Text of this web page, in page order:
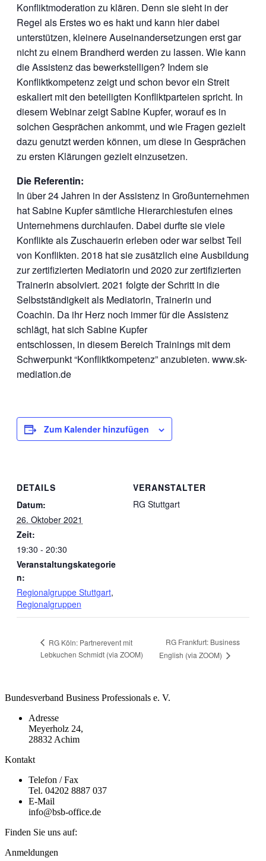
Konfliktmoderation zu klären. Denn sie sieht in der
Regel als Erstes wo es hakt und kann hier dabei
unterstützen, kleinere Auseinandersetzungen erst gar
nicht zu einem Brandherd werden zu lassen. Wie kann
die Assistenz das bewerkstelligen? Indem sie
Konfliktkompetenz zeigt und schon bevor ein Streit
eskaliert mit den beteiligten Konfliktparteien spricht. In
diesem Webinar zeigt Sabine Kupfer, worauf es in
solchen Gesprächen ankommt, und wie Fragen gezielt
dazu genutzt werden können, um diese in Gesprächen
zu ersten Klärungen gezielt einzusetzen.
Die Referentin:
In über 24 Jahren in der Assistenz in Großunternehmen
hat Sabine Kupfer sämtliche Hierarchiestufen eines
Unternehmens durchlaufen. Dabei durfte sie viele
Konflikte als Zuschauerin erleben oder war selbst Teil
von Konflikten. 2018 hat sie zusätzlich eine Ausbildung
zur zertifizierten Mediatorin und 2020 zur zertifizierten
Trainerin absolviert. 2021 folgte der Schritt in die
Selbstständigkeit als Mediatorin, Trainerin und
Coachin. Da ihr Herz noch immer für die Assistenz
schlägt, hat sich Sabine Kupfer
entschlossen, in diesem Bereich Trainings mit dem
Schwerpunkt “Konfliktkompetenz” anzubieten. www.sk-
mediation.de
Zum Kalender hinzufügen
DETAILS
Datum:
26. Oktober 2021
Zeit:
19:30 - 20:30
Veranstaltungskategorie
n:
Regionalgruppe Stuttgart,
Regionalgruppen
VERANSTALTER
RG Stuttgart
RG Köln: Partnerevent mit
Lebkuchen Schmidt (via ZOOM)
RG Frankfurt: Business
English (via ZOOM)
Bundesverband Business Professionals e. V.
Adresse
Meyerholz 24,
28832 Achim
Kontakt
Telefon / Fax
Tel. 04202 8887 037
E-Mail
info@bsb-office.de
Finden Sie uns auf:
Facebook
Linkedin
Instagram
Anmeldungen